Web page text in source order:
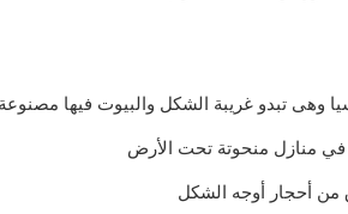
وهى تبدو غريبة الشكل والبيوت فيها
منازل منحوتة تحت الأرض
من أحجار أوجه الشكل